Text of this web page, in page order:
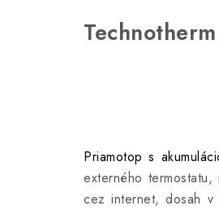
Priamotop s
externého
cez internet, dosah